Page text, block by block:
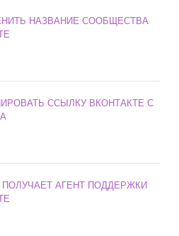
НАЗВАНИЕ СООБЩЕСТВА
ССЫЛКУ ВКОНТАКТЕ С
АГЕНТ ПОДДЕРЖКИ